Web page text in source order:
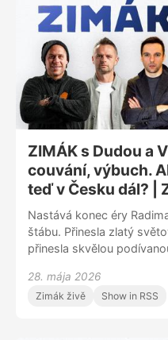
Cupu a tak trochu
pochopitelně i na
ZIMÁK s Dudou a
couvání, výbuch.
teď v Česku dál? |
Nastává konec éry
štábu. Přinesla zlatý
přinesla skvělou
trpaslíky a otazníků kolem
komunikace. Tomu
28. mája 2026
Zimák živě Show in RSS